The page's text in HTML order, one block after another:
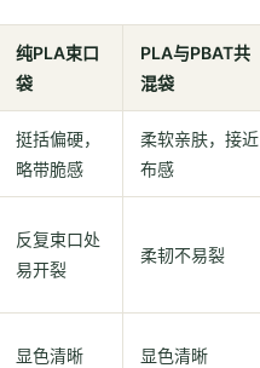
纯PLA束口
袋
PLA与PBAT共
混袋
挺括偏硬，
略带脆感
柔软亲肤，接近
布感
反复束口处
易开裂
柔韧不易裂
显色清晰 显色清晰